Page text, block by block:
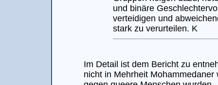
und binäre
verteidigen und
stark zu verurteilen. K
Im Detail ist dem Bericht zu
nicht in Mehrheit Mohammedaner